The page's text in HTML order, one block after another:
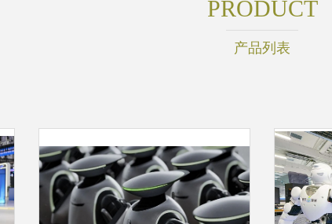
PRODUCT
产品列表